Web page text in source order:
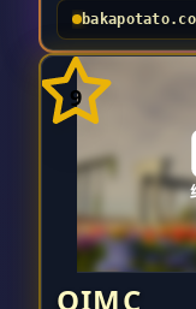
豆.com
支持登录：正版 /
服务器位置：
玩家交流群：
简介 笨蛋土豆是
的养老生存服务器。
保留最纯粹的
坏游戏平衡的魔
造与社交的玩家。
核心特色 特色 说明 原版生存 保留最纯粹的
Minecraft 体验，
9
OIMC